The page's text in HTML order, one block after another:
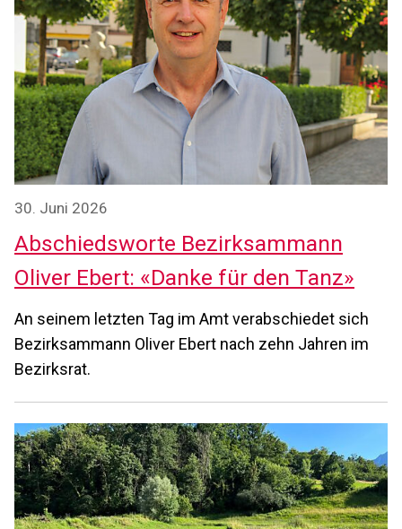
30. Juni 2026
Abschiedsworte Bezirksammann
Oliver Ebert: «Danke für den Tanz»
An seinem letzten Tag im Amt verabschiedet sich
Bezirksammann Oliver Ebert nach zehn Jahren im
Bezirksrat.